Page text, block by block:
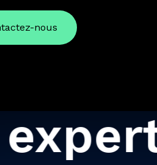
nous